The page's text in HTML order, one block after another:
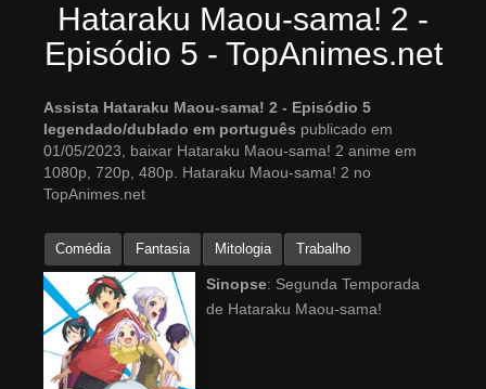
Hataraku Maou-sama! 2 -
Episódio 5 - TopAnimes.net
Assista Hataraku Maou-sama! 2 - Episódio 5
legendado/dublado em português publicado em
01/05/2023, baixar Hataraku Maou-sama! 2 anime em
1080p, 720p, 480p. Hataraku Maou-sama! 2 no
TopAnimes.net
Comédia Fantasia Mitologia Trabalho
Sinopse: Segunda Temporada
de Hataraku Maou-sama!